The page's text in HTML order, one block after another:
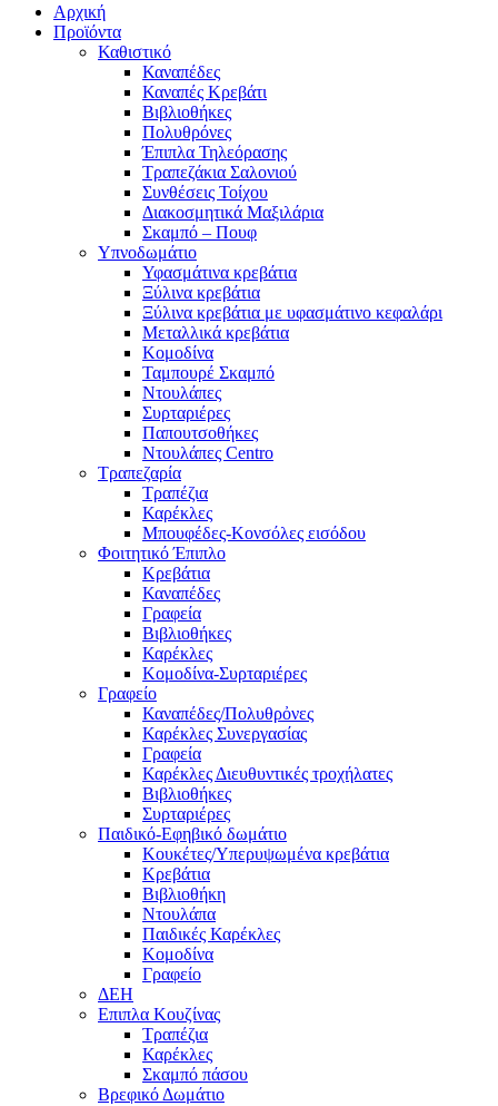
Αρχική
Προϊόντα
Καθιστικό
Καναπέδες
Καναπές Κρεβάτι
Βιβλιοθήκες
Πολυθρόνες
Έπιπλα Τηλεόρασης
Τραπεζάκια Σαλονιού
Συνθέσεις Τοίχου
Διακοσμητικά Μαξιλάρια
Σκαμπό – Πουφ
Υπνοδωμάτιο
Υφασμάτινα κρεβάτια
Ξύλινα κρεβάτια
Ξύλινα κρεβάτια με υφασμάτινο κεφαλάρι
Mεταλλικά κρεβάτια
Κομοδίνα
Ταμπουρέ Σκαμπό
Ντουλάπες
Συρταριέρες
Παπουτσοθήκες
Ντουλάπες Centro
Τραπεζαρία
Τραπέζια
Καρέκλες
Μπουφέδες-Κονσόλες εισόδου
Φοιτητικό Έπιπλο
Κρεβάτια
Καναπέδες
Γραφεία
Βιβλιοθήκες
Καρέκλες
Κομοδίνα-Συρταριέρες
Γραφείο
Καναπέδες/Πολυθρὀνες
Καρέκλες Συνεργασίας
Γραφεία
Καρέκλες Διευθυντικές τροχήλατες
Βιβλιοθήκες
Συρταριέρες
Παιδικό-Εφηβικό δωμάτιο
Κουκέτες/Υπερυψωμένα κρεβάτια
Κρεβάτια
Βιβλιοθήκη
Ντουλάπα
Παιδικές Καρέκλες
Κομοδίνα
Γραφείο
ΔΕΗ
Επιπλα Κουζίνας
Τραπέζια
Καρέκλες
Σκαμπό πάσου
Βρεφικό Δωμάτιο